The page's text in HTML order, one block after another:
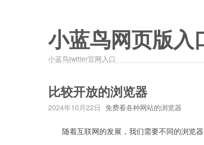
小蓝鸟网页版入
小蓝鸟twitter官网入口
比较开放的浏览器
2024年10月22日 免费看各种网站的浏览器
随着互联网的发展，我们需要不同的浏览器